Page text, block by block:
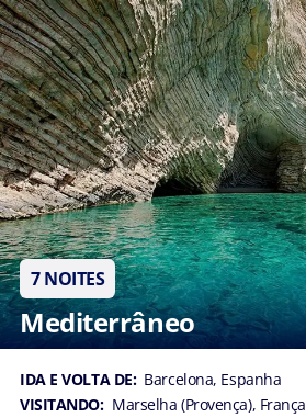
7 NOITES
Mediterrâneo
IDA E VOLTA DE: Barcelona, Espanha
VISITANDO: Marselha (Provença), França